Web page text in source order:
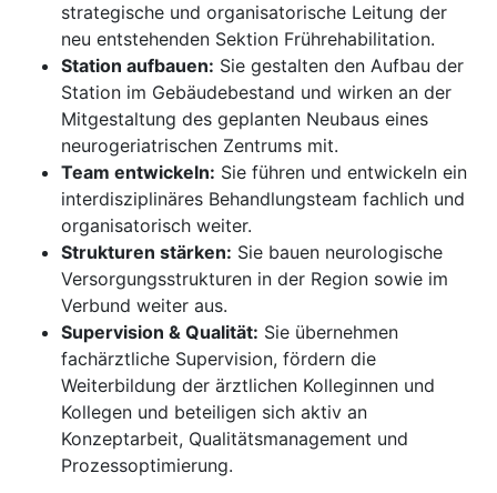
strategische und organisatorische Leitung der
neu entstehenden Sektion Frührehabilitation.
Station aufbauen: Sie gestalten den Aufbau der
Station im Gebäudebestand und wirken an der
Mitgestaltung des geplanten Neubaus eines
neurogeriatrischen Zentrums mit.
Team entwickeln: Sie führen und entwickeln ein
interdisziplinäres Behandlungsteam fachlich und
organisatorisch weiter.
Strukturen stärken: Sie bauen neurologische
Versorgungsstrukturen in der Region sowie im
Verbund weiter aus.
Supervision & Qualität: Sie übernehmen
fachärztliche Supervision, fördern die
Weiterbildung der ärztlichen Kolleginnen und
Kollegen und beteiligen sich aktiv an
Konzeptarbeit, Qualitätsmanagement und
Prozessoptimierung.